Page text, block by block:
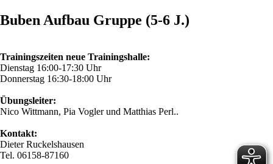
Buben Aufbau Gruppe (5-6 J.)
Trainingszeiten neue Trainingshalle:
Dienstag 16:00-17:30 Uhr
Donnerstag 16:30-18:00 Uhr
Übungsleiter:
Nico Wittmann, Pia Vogler und Matthias Perl..
Kontakt:
Dieter Ruckelshausen
Tel. 06158-87160